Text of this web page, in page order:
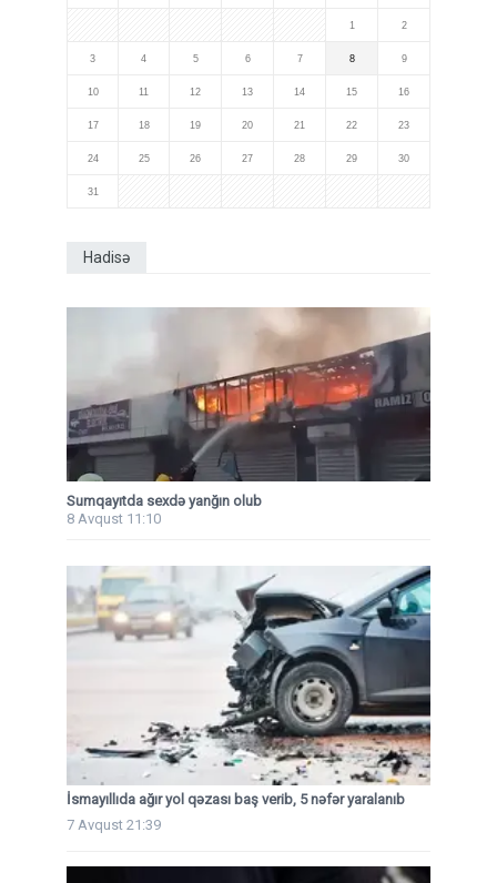
1 2
3 4 5 6 7 8 9
10 11 12 13 14 15 16
17 18 19 20 21 22 23
24 25 26 27 28 29 30
31
Hadisə
Sumqayıtda sexdə yanğın olub
8 Avqust 11:10
İsmayıllıda ağır yol qəzası baş verib, 5 nəfər yaralanıb
7 Avqust 21:39